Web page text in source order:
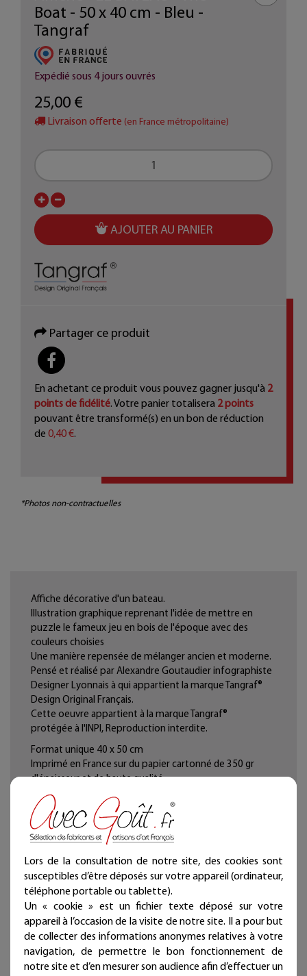
Boat - 50 x 40 cm - Bleu -
Tangraf
Expédié sous 4 jours ouvrés
25,00 €
Livraison offerte (en France métropolitaine)
AJOUTER AU PANIER
Partager ce produit
PARTAGER
En achetant ce produit vous pouvez gagner jusqu'à 2
points de fidélité. Votre panier totalisera 2points
pouvant être transformé(s) en un bon de réduction
de 0,40 €.
*Photos non-contractuelles
Affiche décorative d'un bateau.
Illustration graphique reprenant l'idée de mettre en
puzzle le fameux jeu en bois de l'époque avec des
couleurs choisies
Une manière repensée de mélanger ancien et moderne.
Pensé et réalisé par Alexandre Goutaudier infographiste
Designer Lyonnais à qui appartient la marque Tangraf®
Design Original Français.
Cette oeuvre appartient à la marque Tangraf®
protégée à l'INPI, Reproduction interdite.
Format unique 40 x 50 cm
Imprimé en France sur du papier cartonné de 350 gr
d'épaisseur et de haute qualité.
Sa rigidité pour permet de la fixer directement à un mur
ou bien de l'encadrer.
Lors de la consultation de notre site, des cookies sont
susceptibles d’être déposés sur votre appareil (ordinateur,
téléphone portable ou tablette).
Un « cookie » est un fichier texte déposé sur votre
appareil à l’occasion de la visite de notre site. Il a pour but
de collecter des informations anonymes relatives à votre
navigation, de permettre le bon fonctionnement de
notre site et d’en mesurer son audience afin d’effectuer un